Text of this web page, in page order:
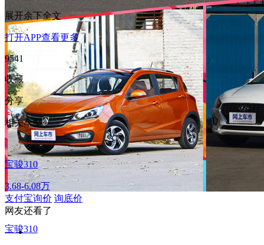
宝骏310
展开余下全文
打开APP查看更多
9541
收藏
分享
相关车型
宝骏310
3.68-6.08万
支付宝询价 询底价
网友还看了